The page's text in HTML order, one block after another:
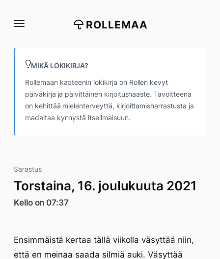
suoraan
ROLLEMAA
MIKÄ LOKIKIRJA?
Rollemaan kapteenin lokikirja on Rollen kevyt
päiväkirja ja päivittäinen kirjoitushaaste. Tavoitteena
on kehittää mielenterveyttä, kirjoittamisharrastusta ja
madaltaa kynnystä itseilmaisuun.
Sarastus
Torstaina, 16. joulukuuta 2021
Kello on 07:37
Ensimmäistä kertaa tällä viikolla väsyttää niin,
että en meinaa saada silmiä auki. Väsyttää